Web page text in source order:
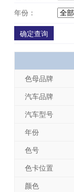
年份：
色母品牌
汽车品牌
汽车型号
年份
色号
色卡位置
颜色